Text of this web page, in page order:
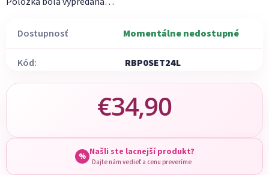
Dostupnosť Momentálne nedostupné
Kód: RBP0SET24L
€34,90
% Našli ste lacnejší produkt?
Dajte nám vedieť a cenu preveríme